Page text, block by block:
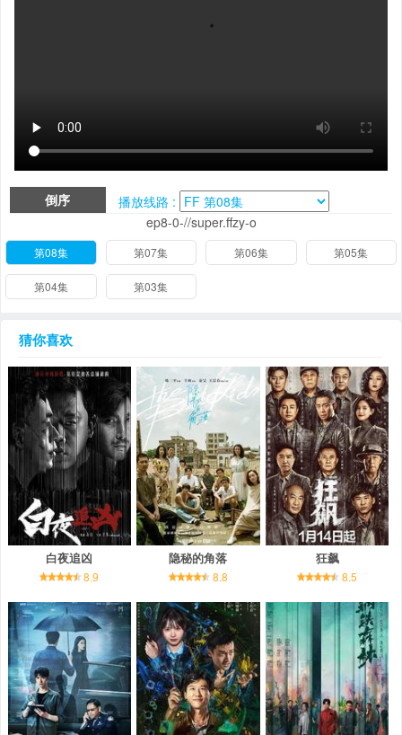
倒序
播放线路 :
ep8-0-//super.ffzy-o
第08集 第07集 第06集 第05集
第04集 第03集
猜你喜欢
白夜追凶
8.9
隐秘的角落
8.8
狂飙
8.5